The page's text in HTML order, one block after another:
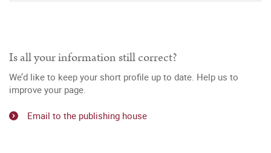
Is all your information still correct?
We’d like to keep your short profile up to date. Help us to
improve your page.
Email to the publishing house